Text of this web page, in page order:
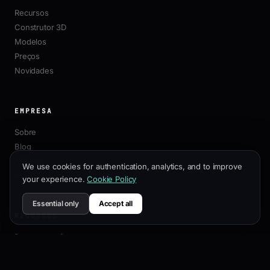
Recursos
Construtor 3D
Modelos
Preços
Novidades
EMPRESA
Sobre
Blog
Contato
RECURSOS
Documentação
We use cookies for authentication, analytics, and to improve
your experience. Cookie Policy
Essential only Accept all